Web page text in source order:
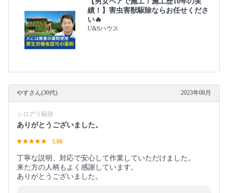
績！】害虫害獣駆除ならお任せくださ
い🔥
U&Sハウス
やすさん(30代) 2023年08月
シロアリ駆除
ありがとうございました。
5.00
丁寧な説明、対応で安心して作業していただけました。
来た方の人柄もよく感謝しています。
ありがとうございました。